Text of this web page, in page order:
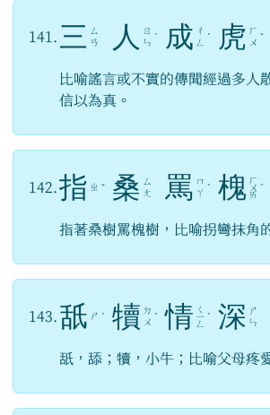
141. 三 ㄙ
ㄢ
人
ㄖ
ㄣ ˊ 成 ㄔ
ㄥ
ˊ 虎 ㄏ
ㄨ ˇ
比喻謠言或不實的傳聞經過多人
信以為真。
142. 指 ㄓ ˇ 桑 ㄙ
ㄤ
罵 ㄇ
ㄚ ˋ 槐 ㄏ
ㄨ
ㄞ
ˊ
指著桑樹罵槐樹，比喻拐彎抹角
143. 舐 ㄕ ˋ 犢 ㄉ
ㄨ ˊ 情 ㄑ
ㄧ
ㄥ
ˊ 深 ㄕ
ㄣ
舐，舔；犢，小牛；比喻父母疼